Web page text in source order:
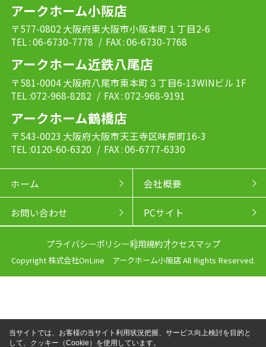
アークホーム小阪店
〒577-0802 大阪府東大阪市小阪本町１丁目2-6
TEL : 06-6730-7778 / FAX : 06-6730-7768
アークホーム近鉄八尾店
〒581-0004 大阪府八尾市東本町３丁目6-13WINビル 1F
TEL :072-968-8282 / FAX : 072-968-9191
アークホーム鶴橋店
〒543-0023 大阪府大阪市天王寺区味原町16-3
TEL :0120-60-6320 / FAX : 06-6777-6330
ホーム 会社概要
お問い合わせ PCサイト
プライバシーポリシー利用規約アクセスマップ
Copyright 株式会社OnLine アークホーム小阪店 All Rights Reserved.
当サイトでは、お客様の当サイト利用状況把握、サービス向上検討を目的と
して、クッキー（Cookie）を使用しています。